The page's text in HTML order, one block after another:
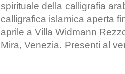
spirituale della calligrafia
calligrafica islamica aperta
aprile a Villa Widmann
Mira, Venezia. Presenti al